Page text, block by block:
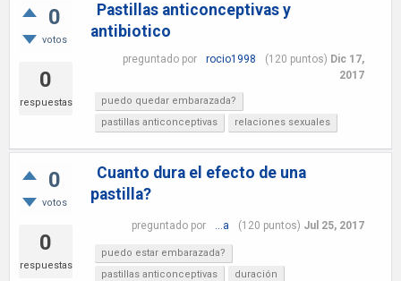
0
votos
0
respuestas
Pastillas anticonceptivas y
antibiotico
preguntado por rocio1998 (120 puntos) Dic 17,
2017
puedo quedar embarazada?
pastillas anticonceptivas
relaciones sexuales
0
votos
0
respuestas
Cuanto dura el efecto de una
pastilla?
preguntado por ...a (120 puntos) Jul 25, 2017
puedo estar embarazada?
pastillas anticonceptivas
duración